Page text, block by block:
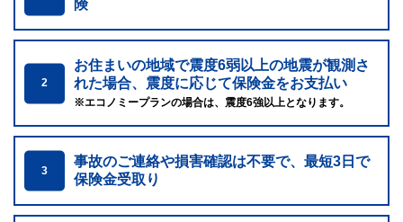
険
2
お住まいの地域で震度6弱以上の地震が観測さ
れた場合、震度に応じて保険金をお支払い
※エコノミープランの場合は、震度6強以上となります。
3
事故のご連絡や損害確認は不要で、最短3日で
保険金受取り